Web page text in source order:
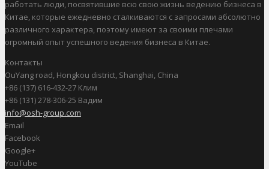
работать люди, посвятившие всю свою жизнь ведению бизнеса в
Китае, которые ежедневно сталкиваются с запросами абсолютно
различного характера, поэтому имеют за своими плечами
огромный опыт успешного ведения бизнеса в Китае.
Контакты
OuYang road, Hongkou district, Shanghai, China
+86 (137) 616-432-27 Клим
+86 (131) 278-306-25 Вадим
info@osh-group.com
Email
Facebook
Google+
YouTube